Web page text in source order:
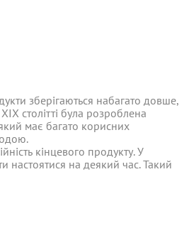
зберігаються набагато довше,
столітті була розроблена
кінцевого продукту. У
на деякий час. Такий
у понеділок, вівторок та
зберігаються набагато довше,
столітті була розроблена
має багато корисних
кінцевого продукту. У
настоятися на деякий час. Такий